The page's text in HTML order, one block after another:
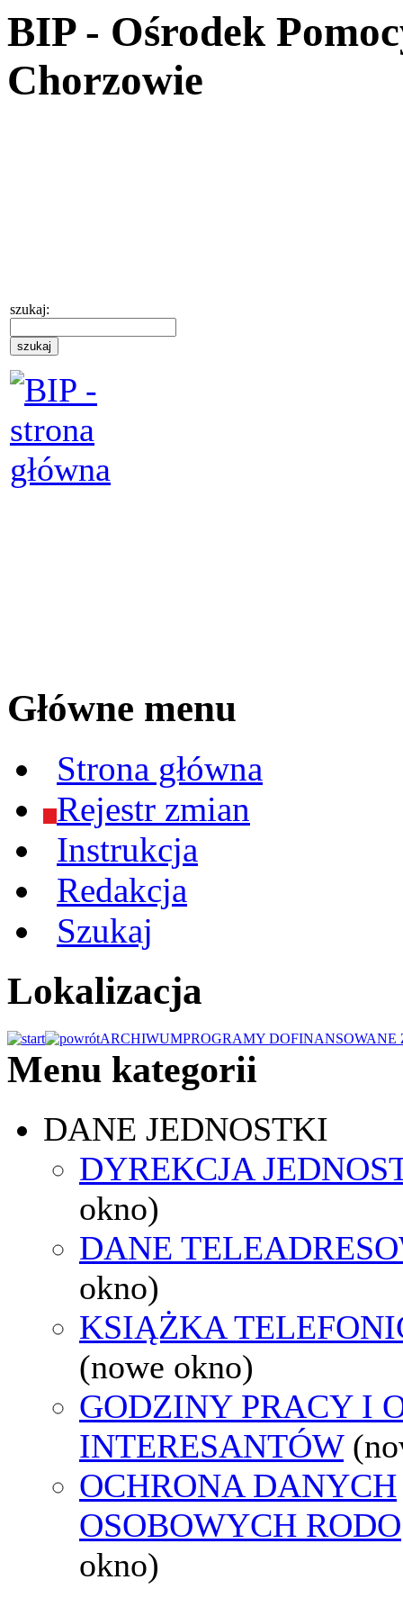
BIP - Ośrodek
Chorzowie
szukaj:
Główne menu
Strona główna
Rejestr zmian
Instrukcja
Redakcja
Szukaj
Lokalizacja
ARCHIWUMPROGRAMY
Menu kategorii
DANE JEDNOSTKI
DYREKCJA
okno)
DANE
okno)
KSIĄŻKA
(nowe okno)
GODZINY PRACY I
INTERESANTÓW
OCHRONA DANYCH
OSOBOWYCH RODO
okno)